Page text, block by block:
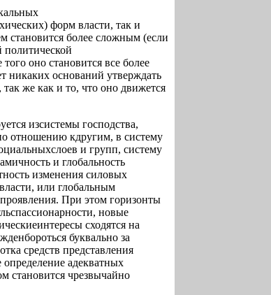
форм власти, так и
становится более сложным (если
политической
оно становится все более
оснований утверждать
же как и то, что оно движется
изсистемы господства,
отношению кдругим, в систему
и групп, систему
и глобальность
изменения силовых
или глобальным
При этом горизонты
новые
сходятся на
буквально за
средств представления
определение адекватных
становится чрезвычайно